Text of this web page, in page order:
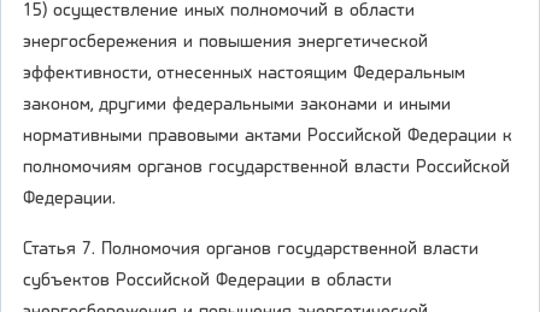
15) осуществление иных полномочий в области
энергосбережения и повышения энергетической
эффективности, отнесенных настоящим Федеральным
законом, другими федеральными законами и иными
нормативными правовыми актами Российской Федерации к
полномочиям органов государственной власти Российской
Федерации.
Статья 7. Полномочия органов государственной власти
субъектов Российской Федерации в области